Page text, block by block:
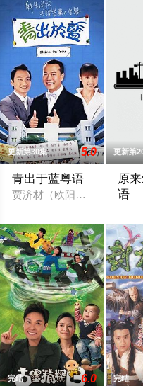
更新第30集 5.0
青出于蓝粤语
贾济材（欧阳震华 饰）本
更新第
原
语
完结 6.0 完结